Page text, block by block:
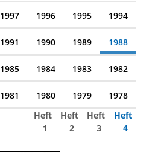
1997 1996 1995 1994
1991 1990 1989 1988
1985 1984 1983 1982
1981 1980 1979 1978
Heft
1
Heft
2
Heft
3
Heft
4